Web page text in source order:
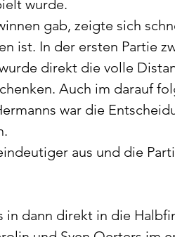
wurde.
gab, zeigte sich
ist. In der ersten Partie
direkt die volle
Auch im darauf
war die
aus und die
in dann direkt in die